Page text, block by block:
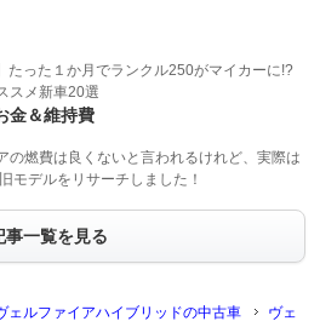
たった１か月でランクル250がマイカーに!?
スメ新車20選
金＆維持費
の燃費は良くないと言われるけれど、実際は
モデルをリサーチしました！
事一覧を見る
ェルファイアハイブリッドの中古車
ヴェ